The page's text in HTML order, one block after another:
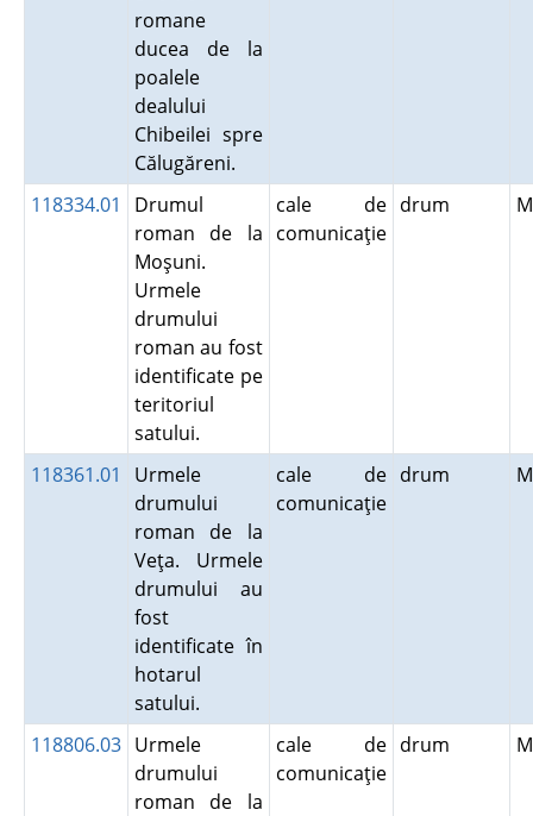
romane
ducea de la
poalele
dealului
Chibeilei spre
Călugăreni.
118334.01
Drumul
roman de la
Moşuni.
Urmele
drumului
roman au fost
identificate pe
teritoriul
satului.
cale de
comunicaţie
drum
118361.01
Urmele
drumului
roman de la
Veţa. Urmele
drumului au
fost
identificate în
hotarul
satului.
cale de
comunicaţie
drum
118806.03 Urmele
drumului
roman de la
cale de
comunicaţie
drum